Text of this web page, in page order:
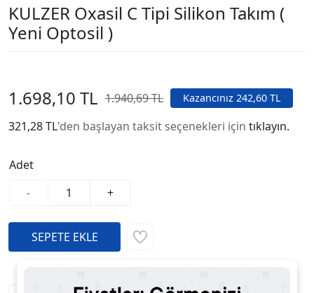
KULZER Oxasil C Tipi Silikon Takım (
Yeni Optosil )
1.698,10 TL 1.940,69 TL Kazancınız 242,60 TL
321,28 TL'den başlayan taksit seçenekleri için tıklayın.
Adet
-
+